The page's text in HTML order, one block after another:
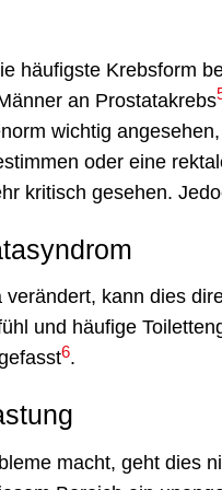
häufigste Krebsform
an Prostatakrebs
wichtig
oder eine
kritisch gesehen.
kann dies
und häufige
6.
macht, geht dies